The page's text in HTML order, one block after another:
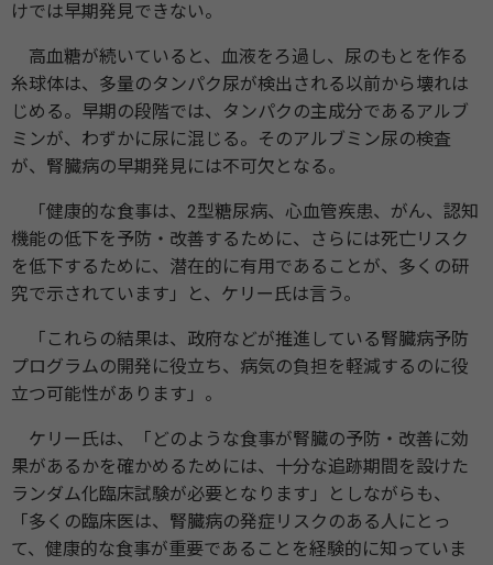
けでは早期発見できない。
高血糖が続いていると、血液をろ過し、尿のもとを作る
糸球体は、多量のタンパク尿が検出される以前から壊れは
じめる。早期の段階では、タンパクの主成分であるアルブ
ミンが、わずかに尿に混じる。そのアルブミン尿の検査
が、腎臓病の早期発見には不可欠となる。
「健康的な食事は、2型糖尿病、心血管疾患、がん、認知
機能の低下を予防・改善するために、さらには死亡リスク
を低下するために、潜在的に有用であることが、多くの研
究で示されています」と、ケリー氏は言う。
「これらの結果は、政府などが推進している腎臓病予防
プログラムの開発に役立ち、病気の負担を軽減するのに役
立つ可能性があります」。
ケリー氏は、「どのような食事が腎臓の予防・改善に効
果があるかを確かめるためには、十分な追跡期間を設けた
ランダム化臨床試験が必要となります」としながらも、
「多くの臨床医は、腎臓病の発症リスクのある人にとっ
て、健康的な食事が重要であることを経験的に知っていま